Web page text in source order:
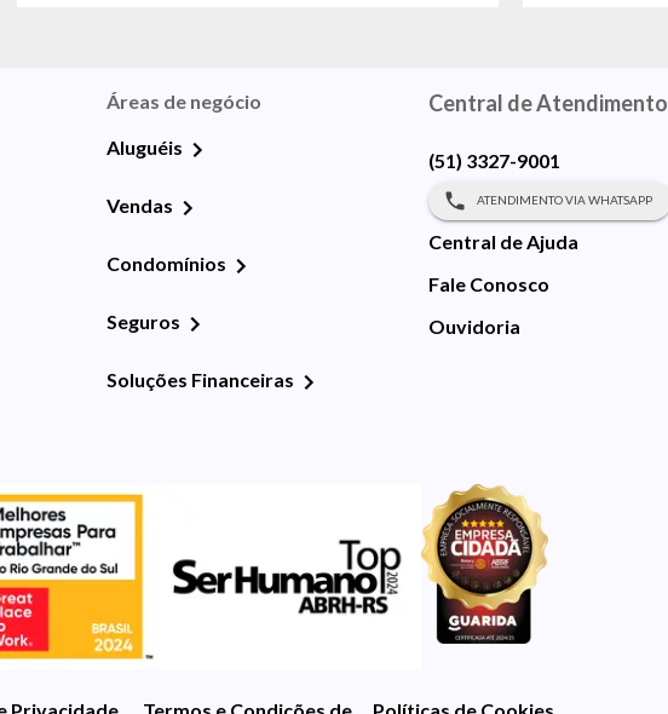
Áreas de negócio
Aluguéis
Vendas
Condomínios
Seguros
Soluções Financeiras
Central de Atendimento
(51) 3327-9001
ATENDIMENTO VIA WHATSAPP
Central de Ajuda
Fale Conosco
Ouvidoria
Privacidade Termos e Condições de UsoPolíticas de Cookies